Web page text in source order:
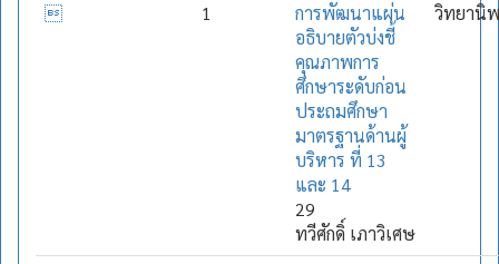

1
การพัฒนาแผ่น
อธิบายตัวบ่งชี้
คุณภาพการ
ศึกษาระดับก่อน
ประถมศึกษา
มาตรฐานด้านผู้
บริหาร ที่ 13
และ 14
29
ทวีศักดิ์ เภาวิเศษ
วิทยานิ